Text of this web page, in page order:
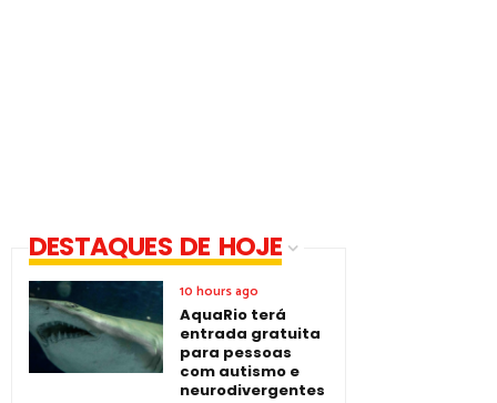
DESTAQUES DE HOJE
10 hours ago
AquaRio terá
entrada gratuita
para pessoas
com autismo e
neurodivergentes